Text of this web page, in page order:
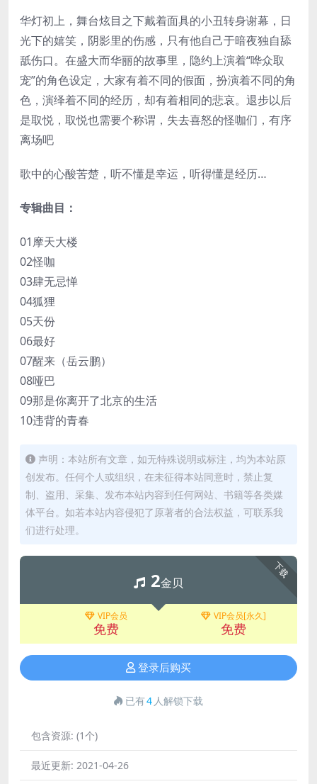
华灯初上，舞台炫目之下戴着面具的小丑转身谢幕，日
光下的嬉笑，阴影里的伤感，只有他自己于暗夜独自舔
舐伤口。在盛大而华丽的故事里，隐约上演着“哗众取
宠”的角色设定，大家有着不同的假面，扮演着不同的角
色，演绎着不同的经历，却有着相同的悲哀。退步以后
是取悦，取悦也需要个称谓，失去喜怒的怪咖们，有序
离场吧
歌中的心酸苦楚，听不懂是幸运，听得懂是经历…
专辑曲目：
01摩天大楼
02怪咖
03肆无忌惮
04狐狸
05天份
06最好
07醒来（岳云鹏）
08哑巴
09那是你离开了北京的生活
10违背的青春
声明：本站所有文章，如无特殊说明或标注，均为本站原
创发布。任何个人或组织，在未征得本站同意时，禁止复
制、盗用、采集、发布本站内容到任何网站、书籍等各类媒
体平台。如若本站内容侵犯了原著者的合法权益，可联系我
们进行处理。
下载
2金贝
VIP会员
免费
VIP会员[永久]
免费
登录后购买
已有4 人解锁下载
包含资源: (1个)
最近更新: 2021-04-26